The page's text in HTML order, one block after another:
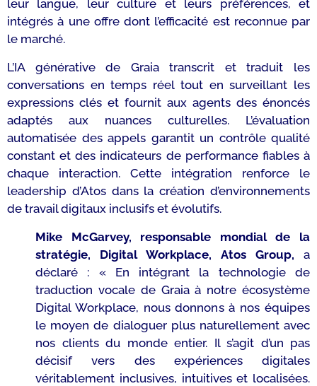
leur langue, leur culture et leurs préférences, et
intégrés à une offre dont l’efficacité est reconnue par
le marché.
L’IA générative de Graia transcrit et traduit les
conversations en temps réel tout en surveillant les
expressions clés et fournit aux agents des énoncés
adaptés aux nuances culturelles. L’évaluation
automatisée des appels garantit un contrôle qualité
constant et des indicateurs de performance fiables à
chaque interaction. Cette intégration renforce le
leadership d’Atos dans la création d’environnements
de travail digitaux inclusifs et évolutifs.
Mike McGarvey, responsable mondial de la
stratégie, Digital Workplace, Atos Group, a
déclaré : « En intégrant la technologie de
traduction vocale de Graia à notre écosystème
Digital Workplace, nous donnons à nos équipes
le moyen de dialoguer plus naturellement avec
nos clients du monde entier. Il s’agit d’un pas
décisif vers des expériences digitales
véritablement inclusives, intuitives et localisées.